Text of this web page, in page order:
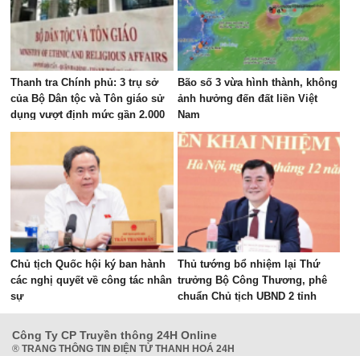
Thanh tra Chính phủ: 3 trụ sở
của Bộ Dân tộc và Tôn giáo sử
dụng vượt định mức gần 2.000
m²
Bão số 3 vừa hình thành, không
ảnh hưởng đến đất liền Việt
Nam
Chủ tịch Quốc hội ký ban hành
các nghị quyết về công tác nhân
sự
Thủ tướng bổ nhiệm lại Thứ
trưởng Bộ Công Thương, phê
chuẩn Chủ tịch UBND 2 tỉnh
Công Ty CP Truyền thông 24H Online
® TRANG THÔNG TIN ĐIỆN TỬ THANH HOÁ 24H